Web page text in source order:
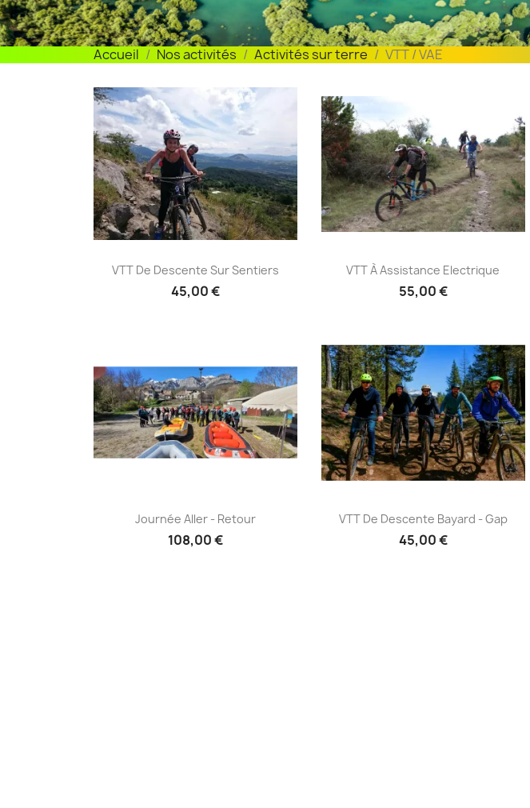
Accueil Nos activités Activités sur terre VTT / VAE
VTT de descente sur
sentiers
VTT De Descente Sur Sentiers
45,00 €
VTT à Assistance Electrique
VTT À Assistance Electrique
55,00 €
Journée aller - retour
Journée Aller - Retour
108,00 €
VTT de descente Bayard -
Gap
VTT De Descente Bayard - Gap
45,00 €